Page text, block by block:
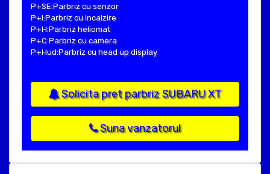
P+SE:Parbriz cu senzor
P+I:Parbriz cu incalzire
P+H:Parbriz heliomat
P+C:Parbriz cu camera
P+Hud:Parbriz cu head up display
Solicita pret parbriz SUBARU XT
Suna vanzatorul